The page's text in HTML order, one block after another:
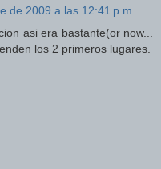
de 2009 a las 12:41 p.m.
asi era bastante(or now...
los 2 primeros lugares.